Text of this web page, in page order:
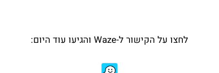
לחצו על הקישור ל-Waze והגיעו עוד היום: